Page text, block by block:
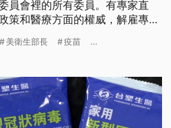
員會裡的所有委員。有專家直
策和醫療方面的權威，解雇專家
美衛生部長 疫苗 ...